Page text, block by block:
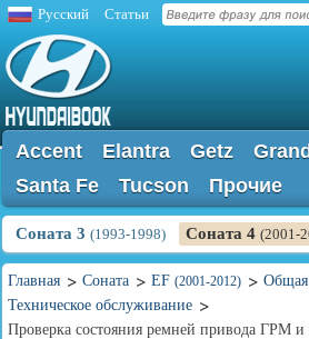
Русский Статьи
Accent Elantra Getz
Santa Fe
Tucson Прочие
Соната 3 (1993-1998) Соната 4 (2001-
Главная Соната EF (2001-2012)
Техническое обслуживание